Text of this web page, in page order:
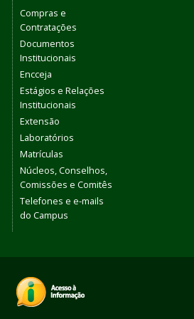
Compras e
Contratações
Documentos
Institucionais
Encceja
Estágios e Relações
Institucionais
Extensão
Laboratórios
Matrículas
Núcleos, Conselhos,
Comissões e Comitês
Telefones e e-mails
do Campus